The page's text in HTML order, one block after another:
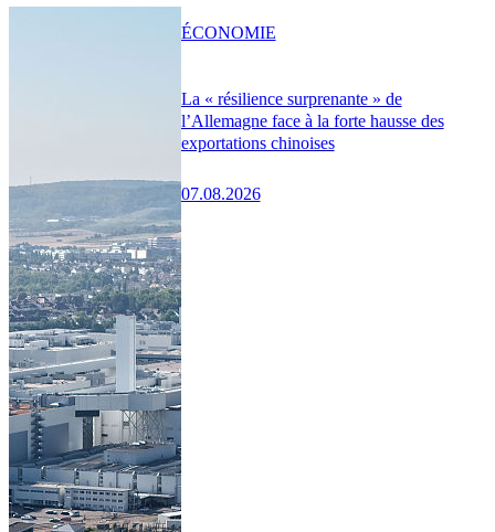
La « résilience surprenante » de
l’Allemagne face à la forte hausse des
exportations chinoises
07.08.2026
ÉCONOMIE